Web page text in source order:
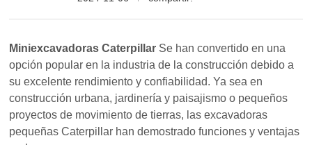
Miniexcavadoras Caterpillar Se han convertido en una
opción popular en la industria de la construcción debido a
su excelente rendimiento y confiabilidad. Ya sea en
construcción urbana, jardinería y paisajismo o pequeños
proyectos de movimiento de tierras, las excavadoras
pequeñas Caterpillar han demostrado funciones y ventajas